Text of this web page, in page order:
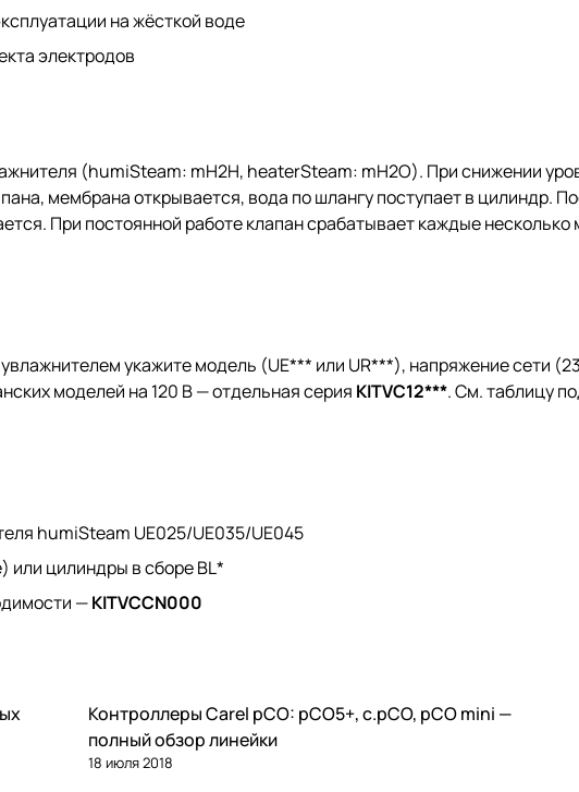
на жёсткой воде
электродов
(humiSteam: mH2H, heaterSteam: mH2O). При снижении
мембрана открывается, вода по шлангу поступает в цилиндр.
При постоянной работе клапан срабатывает каждые несколько
укажите модель (UE*** или UR***), напряжение сети
моделей на 120 В — отдельная серия KITVC12***. См.таблицу
humiSteam UE025/UE035/UE045
или цилиндры в сборе BL*
—KITVCCN000
Автоматика и контроллеры
Контроллеры Carel pCO: pCO5+, c.pCO, pCO mini —
полный обзор линейки
18 июля 2018